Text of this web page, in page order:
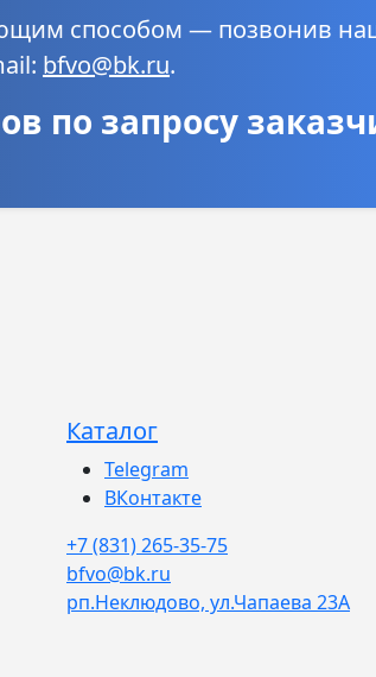
способом — позвонив
bfvo@bk.ru.
по запросу
Каталог
Telegram
ВКонтакте
+7 (831) 265-35-75
bfvo@bk.ru
рп.Неклюдово, ул.Чапаева 23А